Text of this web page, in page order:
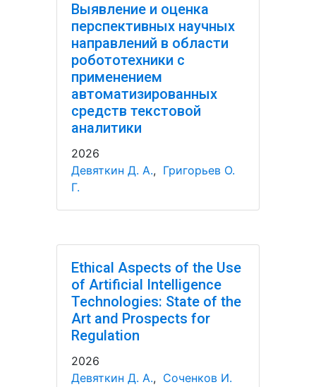
Выявление и оценка
перспективных научных
направлений в области
робототехники с
применением
автоматизированных
средств текстовой
аналитики
2026
Девяткин Д. А., Григорьев О.
Г.
Ethical Aspects of the Use
of Artificial Intelligence
Technologies: State of the
Art and Prospects for
Regulation
2026
Девяткин Д. А., Соченков И.